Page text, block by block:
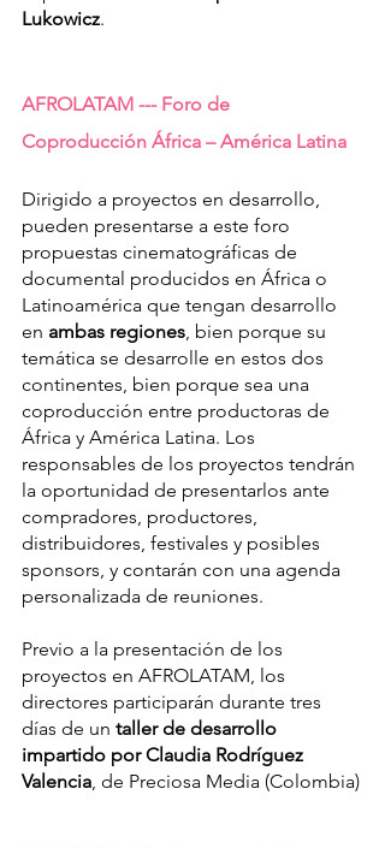
Lukowicz.
AFROLATAM --- Foro de
Coproducción África – América Latina
Dirigido a proyectos en desarrollo,
pueden presentarse a este foro
propuestas cinematográficas de
documental producidos en África o
Latinoamérica que tengan desarrollo
en ambas regiones, bien porque su
temática se desarrolle en estos dos
continentes, bien porque sea una
coproducción entre productoras de
África y América Latina. Los
responsables de los proyectos tendrán
la oportunidad de presentarlos ante
compradores, productores,
distribuidores, festivales y posibles
sponsors, y contarán con una agenda
personalizada de reuniones.
Previo a la presentación de los
proyectos en AFROLATAM, los
directores participarán durante tres
días de un taller de desarrollo
impartido por Claudia Rodríguez
Valencia, de Preciosa Media (Colombia)